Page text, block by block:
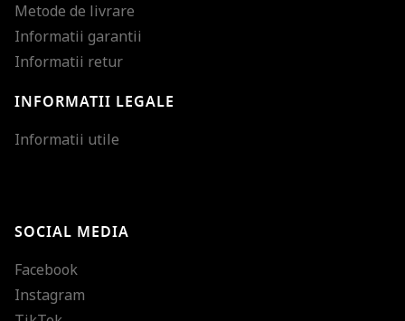
Metode de livrare
Informatii garantii
Informatii retur
INFORMATII LEGALE
Informatii utile
SOCIAL MEDIA
Facebook
Instagram